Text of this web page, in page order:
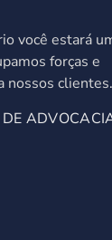
você estará
forças e
nossos clientes.